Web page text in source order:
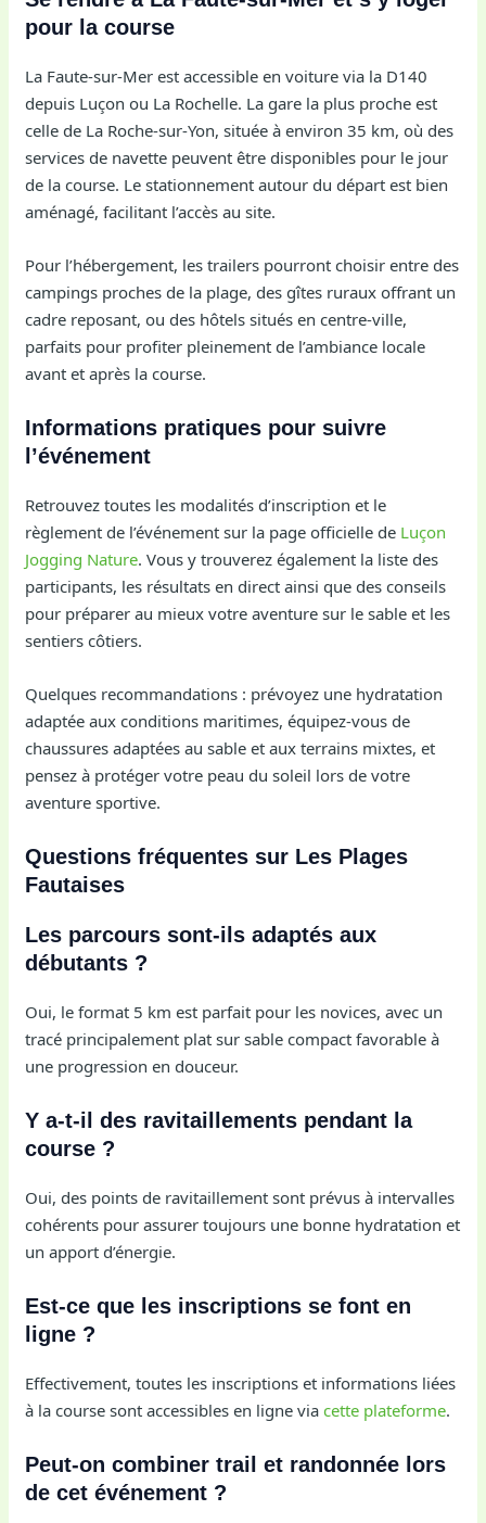
pour la course
La Faute-sur-Mer est accessible en voiture via la D140
depuis Luçon ou La Rochelle. La gare la plus proche est
celle de La Roche-sur-Yon, située à environ 35 km, où des
services de navette peuvent être disponibles pour le jour
de la course. Le stationnement autour du départ est bien
aménagé, facilitant l’accès au site.
Pour l’hébergement, les trailers pourront choisir entre des
campings proches de la plage, des gîtes ruraux offrant un
cadre reposant, ou des hôtels situés en centre-ville,
parfaits pour profiter pleinement de l’ambiance locale
avant et après la course.
Informations pratiques pour suivre
l’événement
Retrouvez toutes les modalités d’inscription et le
règlement de l’événement sur la page officielle de Luçon
Jogging Nature. Vous y trouverez également la liste des
participants, les résultats en direct ainsi que des conseils
pour préparer au mieux votre aventure sur le sable et les
sentiers côtiers.
Quelques recommandations : prévoyez une hydratation
adaptée aux conditions maritimes, équipez-vous de
chaussures adaptées au sable et aux terrains mixtes, et
pensez à protéger votre peau du soleil lors de votre
aventure sportive.
Questions fréquentes sur Les Plages
Fautaises
Les parcours sont-ils adaptés aux
débutants ?
Oui, le format 5 km est parfait pour les novices, avec un
tracé principalement plat sur sable compact favorable à
une progression en douceur.
Y a-t-il des ravitaillements pendant la
course ?
Oui, des points de ravitaillement sont prévus à intervalles
cohérents pour assurer toujours une bonne hydratation et
un apport d’énergie.
Est-ce que les inscriptions se font en
ligne ?
Effectivement, toutes les inscriptions et informations liées
à la course sont accessibles en ligne viacette plateforme.
Peut-on combiner trail et randonnée lors
de cet événement ?